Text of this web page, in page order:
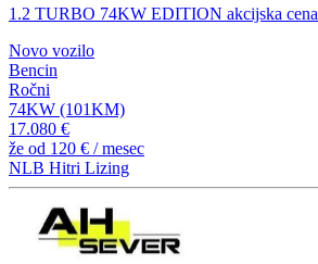
1.2 TURBO 74KW EDITION akcijska cena
Novo vozilo
Bencin
Ročni
74KW (101KM)
17.080 €
že od 120 € / mesec
NLB Hitri Lizing